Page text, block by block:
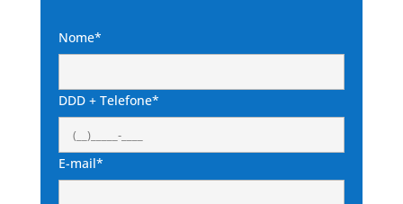
Nome*
DDD + Telefone*
E-mail*